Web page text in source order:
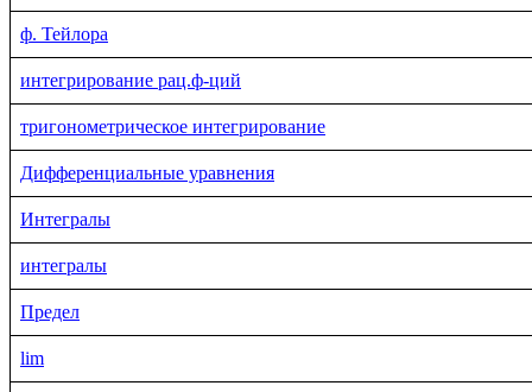
ф. Тейлора
интегрирование рац.ф-ций
тригонометрическое интегрирование
Дифференциальные уравнения
Интегралы
интегралы
Предел
lim